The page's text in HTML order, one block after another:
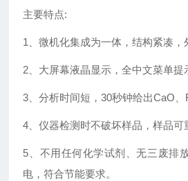
主要特点:
1、微机化集成为一体，结构紧凑，
2、大屏幕液晶显示，全中文菜单提
3、分析时间短，30秒钟给出CaO、
4、仪器检测时不破坏样品，样品可
5、不用任何化学试剂、无三废排
电，符合节能要求。